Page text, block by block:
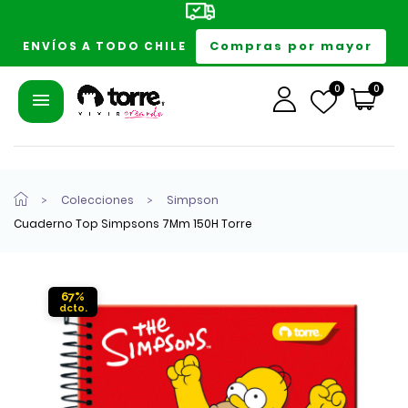
ENVÍOS A TODO CHILE Compras por mayor
0 0
Colecciones
Simpson
Cuaderno Top Simpsons 7Mm 150H Torre
67%